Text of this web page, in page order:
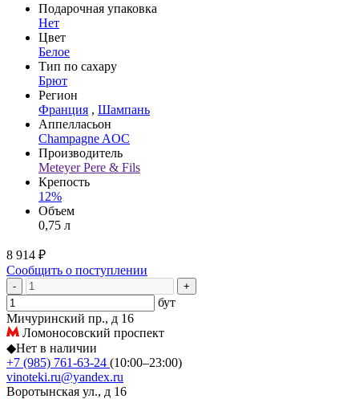
Подарочная упаковка
Нет
Цвет
Белое
Тип по сахару
Брют
Регион
Франция , Шампань
Аппелласьон
Champagne AOC
Производитель
Meteyer Pere & Fils
Крепость
12%
Объем
0,75 л
8 914 ₽
Сообщить о поступлении
- +
бут
Мичуринский пр., д 16
Ломоносовский проспект
◆Нет в наличии
+7 (985) 761-63-24 (10:00–23:00)
vinoteki.ru@yandex.ru
Воротынская ул., д 16